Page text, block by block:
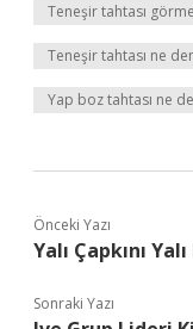
Teneşir tahtası
Teneşir tahtası ne
Yap boz tahtası ne
Önceki Yazı
Yalı Çapkını
Sonraki Yazı